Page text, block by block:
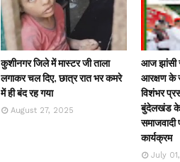
कुशीनगर जिले में मास्टर जी ताला
लगाकर चल दिए, छात्र रात भर कमरे
में ही बंद रह गया
August 27, 2025
आज झांसी
आरक्षण के
विशंभर
बुंदेलखंड के
समाजवादी
कार्यक्रम
July